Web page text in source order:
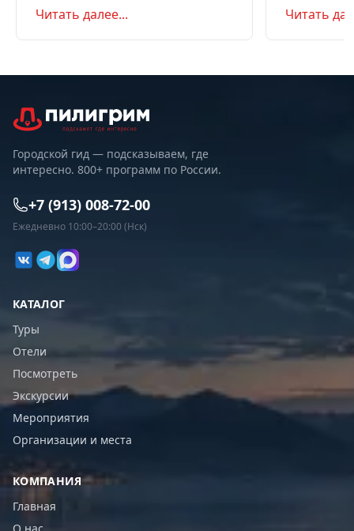
самостоятельно или с туром.
Читать далее...
Маршрут на
Читать
Городской гид — подсказываем, где
интересно. 800+ программ по России.
+7 (913) 008-72-00
Ежедневно 10:00–20:00 (Нск)
КАТАЛОГ
Туры
Отели
Посмотреть
Экскурсии
Мероприятия
Организации и места
КОМПАНИЯ
Главная